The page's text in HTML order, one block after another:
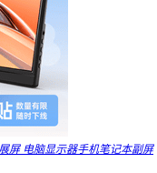
屏 电脑显示器手机笔记本副屏